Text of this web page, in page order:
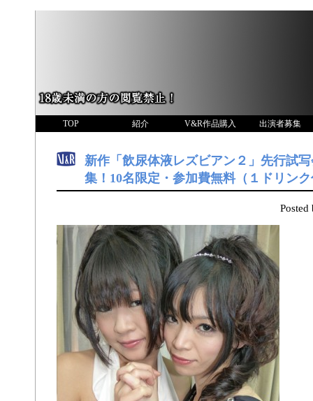
TOP 紹介 V&R作品購入 出演者募集
新作「飲尿体液レズビアン２」先行試
集！10名限定・参加費無料（１ドリン